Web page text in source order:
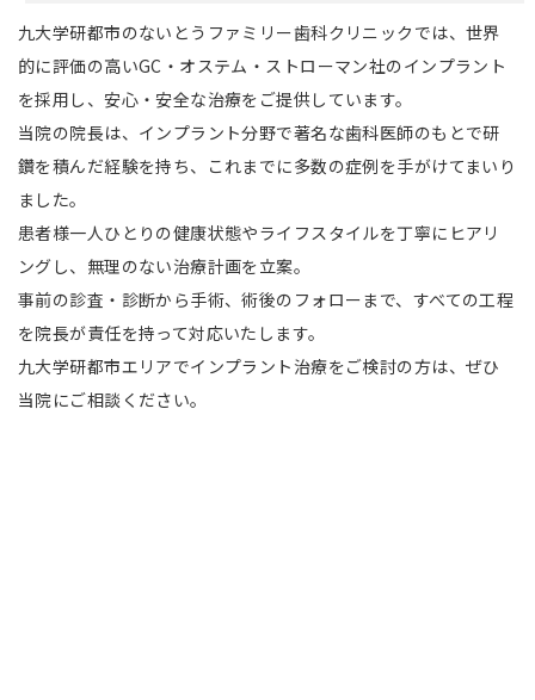
九大学研都市のないとうファミリー歯科クリニックでは、世界
的に評価の高いGC・オステム・ストローマン社のインプラント
を採用し、安心・安全な治療をご提供しています。
当院の院長は、インプラント分野で著名な歯科医師のもとで研
鑽を積んだ経験を持ち、これまでに多数の症例を手がけてまいり
ました。
患者様一人ひとりの健康状態やライフスタイルを丁寧にヒアリ
ングし、無理のない治療計画を立案。
事前の診査・診断から手術、術後のフォローまで、すべての工程
を院長が責任を持って対応いたします。
九大学研都市エリアでインプラント治療をご検討の方は、ぜひ
当院にご相談ください。